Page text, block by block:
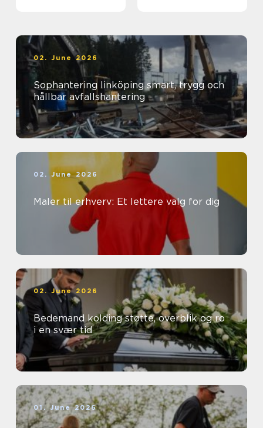
02. June 2026
Sophantering linköping smart, trygg och
hållbar avfallshantering
02. June 2026
Maler til erhverv: Et lettere valg for dig
02. June 2026
Bedemand kolding støtte, overblik og ro
i en svær tid
01. June 2026